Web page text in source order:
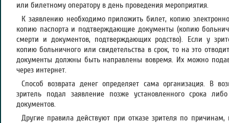
или билетному оператору в день проведения мероприятия.
К заявлению необходимо приложить билет, копию
копию паспорта и подтверждающие документы (копию
смерти и документов, подтверждающих родство). Если у
копию больничного или свидетельства в срок, то на это
документы должны быть направлены вовремя. Их можно
через интернет.
Способ возврата денег определяет сама организация. В
зритель подал заявление позже установленного срока
документов.
Другие правила действуют при отказе зрителя по